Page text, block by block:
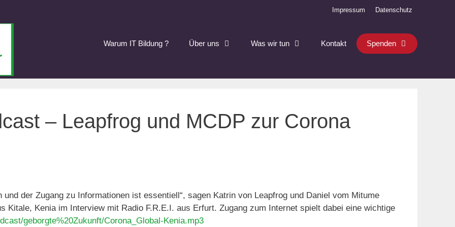
Impressum Datenschutz
Warum IT Bildung ? Über uns Was wir tun Kontakt Spenden
– Leapfrog und MCDP zur Corona
der Zugang zu Informationen ist essentiell“, sagen Katrin von Leapfrog und Daniel vom Mitume
Kitale, Kenia im Interview mit Radio F.R.E.I. aus Erfurt. Zugang zum Internet spielt dabei eine wichtige
geborgte%20Zukunft/Corona_Global-Kenia.mp3